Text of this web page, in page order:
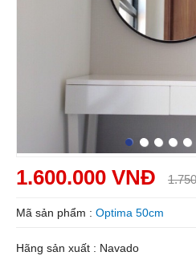
1.600.000 VNĐ
Mã sản phẩm : Optima 50cm
Hãng sản xuất : Navado